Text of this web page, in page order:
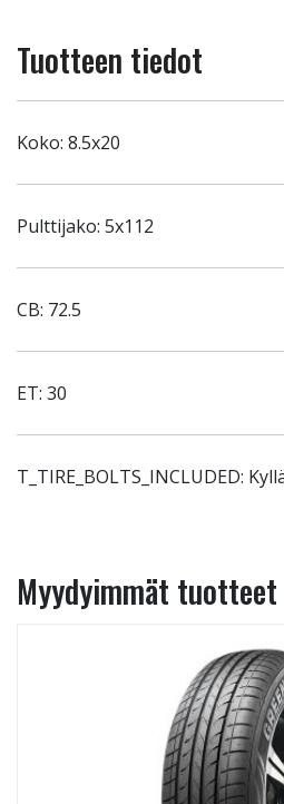
Tuotteen tiedot
Koko: 8.5x20
Pulttijako: 5x112
CB: 72.5
ET: 30
T_TIRE_BOLTS_INCLUDED:
Myydyimmät tuotteet